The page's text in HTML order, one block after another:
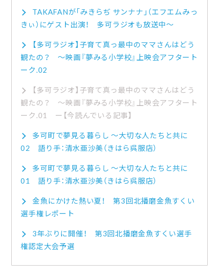
TAKAFANが「みきらぢ サンナナ」（エフエムみっ
きぃ）にゲスト出演！ 多可ラジオも放送中～
【多可ラジオ】子育て真っ最中のママさんはどう
観たの？ ～映画『夢みる小学校』上映会アフタート
ーク.02
【多可ラジオ】子育て真っ最中のママさんはどう
観たの？ ～映画『夢みる小学校』上映会アフタート
ーク.01
多可町で夢見る暮らし ～大切な人たちと共に
02 語り手：清水亜沙美（きはら呉服店）
多可町で夢見る暮らし ～大切な人たちと共に
01 語り手：清水亜沙美（きはら呉服店）
金魚にかけた熱い夏！ 第3回北播磨金魚すくい
選手権レポート
3年ぶりに開催！ 第3回北播磨金魚すくい選手
権認定大会予選